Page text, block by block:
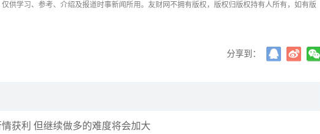
供学习、参考、介绍及报道时事新闻所用。友财网不拥有版权，版权归版权持有人所有，如有版
分享到：
获利 但继续做多的难度将会加大
许安丰：8.7黄金非农数据爆冷，多头一柱